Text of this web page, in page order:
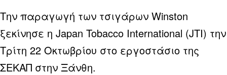
Την παραγωγή των τσιγάρων Winston
ξεκίνησε η Japan Tobacco International (JTI) την
Τρίτη 22 Οκτωβρίου στο εργοστάσιο της
ΣΕΚΑΠ στην Ξάνθη.